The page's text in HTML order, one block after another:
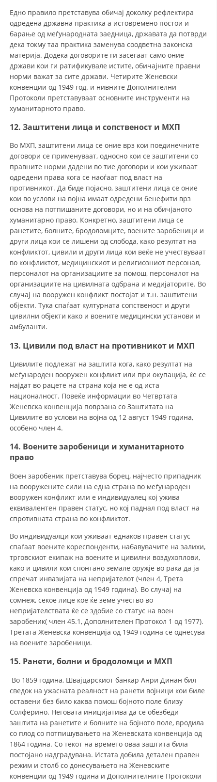
Едно правило претставува обичај доколку рефлектира
одредена државна практика а истовремено постои и
барање од меѓународната заедница, државата да потврди
дека токму таа практика заменува соодветна законска
материја. Додека договорите ги засегаат само оние
држави кои ги ратификувале истите, обичајните правни
норми важат за сите држави. Четирите Женевски
конвенции од 1949 год. и нивните Дополнителни
Протоколи претставуваат основните инструменти на
хуманитарното право.
12. Заштитени лица и сопственост и МХП
Во МХП, заштитени лица се оние врз кои поединечните
договори се применуваат, односно кои се заштитени со
правните норми дадени во тие договори и кои уживаат
одредени права кога се наоѓаат под власт на
противникот. Да биде појасно, заштитени лица се оние
кои во услови на војна имаат одредени бенефити врз
основа на потпишаните договори, но и на обичјаното
хуманитарно право. Конкретно, заштитени лица се
ранетите, болните, бродоломците, воените заробеници и
други лица кои се лишени од слобода, како резултат на
конфликтот, цивили и други лица кои веќе не учествуваат
во конфликтот, медицинскиот и религиозниот персонал,
персоналот на организациите за помош, персоналот на
организациите на цивилната одбрана и медијаторите. Во
случај на вооружен конфликт постојат и т.н. заштитени
објекти. Тука спаѓаат културната сопственост и други
цивилни објекти како и воените медицински установи и
амбуланти.
13. Цивили под власт на противникот и МХП
Цивилите подлежат на заштита кога, како резултат на
меѓународен вооружен конфликт или при окупација, ќе се
најдат во рацете на страна која не е од иста
националност. Повеќе информации во Четвртата
Женевска конвенција поврзана со Заштитата на
Цивилите во услови на војна од 12 август 1949 година,
особено член 4.
14. Воените заробеници и хуманитарното
право
Воен заробеник претставува борец, најчесто припадник
на вооружените сили на една страна во меѓународен
вооружен конфликт или е индивидуалец кој ужива
еквивалентен правен статус, но кој паднал под власт на
спротивната страна во конфликтот.
Во индивидуалци кои уживаат еднаков правен статус
спаѓаат воените кореспонденти, набавувачите на залихи,
трговскиот екипаж на воените и цивилни воздухоплови,
како и цивили кои спонтано земале оружје во рака да ја
спречат инвазијата на непријателот (член 4, Трета
Женевска конвенција од 1949 година). Во случај на
сомнеж, секое лице кое ќе земе учество во
непријателствата ќе се здобие со статус на воен
заробеник( член 45.1, Дополнителен Протокол 1 од 1977).
Третата Женевска конвенција од 1949 година се однесува
на воените заробеници.
15. Ранети, болни и бродоломци и МХП
Во 1859 година, Швајцарскиот банкар Анри Динан бил
сведок на ужасната реалност на ранети војници кои биле
оставени без било каква помош бојното поле близу
Солферино. Неговата иницијатива да се обезбеди
заштита на ранетите и болните на бојното поле, вродила
со плод со потпишувањето на Женевската конвенција од
1864 година. Со текот на времето оваа заштита била
постојано надградувана. Истата добила детален правен
режим и столб со донесувањето на Женевските
конвенции од 1949 година и Дополнителните Протоколи